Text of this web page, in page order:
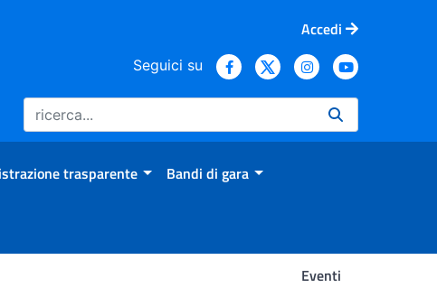
Accedi
Seguici su
trasparente Bandi di gara
Eventi